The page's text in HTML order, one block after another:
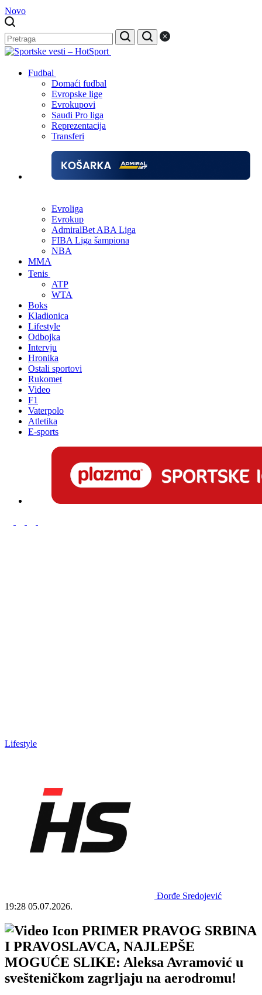
Novo
Fudbal
Domaći fudbal
Evropske lige
Evrokupovi
Saudi Pro liga
Reprezentacija
Transferi
Evroliga
Evrokup
AdmiralBet ABA Liga
FIBA Liga šampiona
NBA
MMA
Tenis
ATP
WTA
Boks
Kladionica
Lifestyle
Odbojka
Intervju
Hronika
Ostali sportovi
Rukomet
Video
F1
Vaterpolo
Atletika
E-sports
Lifestyle
Đorđe Sredojević
19:28 05.07.2026.
PRIMER PRAVOG SRBINA
I PRAVOSLAVCA, NAJLEPŠE
MOGUĆE SLIKE: Aleksa Avramović u
svešteničkom zagrljaju na aerodromu!